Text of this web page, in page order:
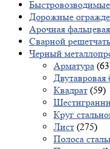
Дорожные
Арочная
Сварной
Черный
Арматура
Двутавровая
Квадрат (59)
Круг
Лист (275)
Полоса